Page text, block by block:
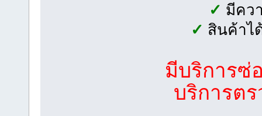
✓ มีคว
✓ สินค้าไ
มีบริการซ่
บริการต